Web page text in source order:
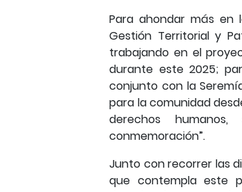
Para ahondar más en
Gestión Territorial y
trabajando en el
durante este 2025;
conjunto con la
para la comunidad
derechos
conmemoración”.
Junto con recorrer las
que contempla este